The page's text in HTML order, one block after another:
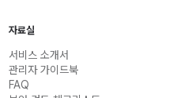
자료실
서비스 소개서
관리자 가이드북
FAQ